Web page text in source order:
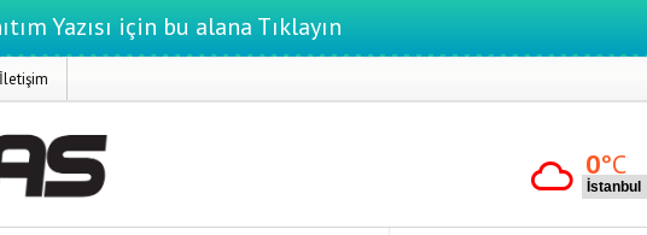
Yazısı için bu alana Tıklayın
İletişim
0°C